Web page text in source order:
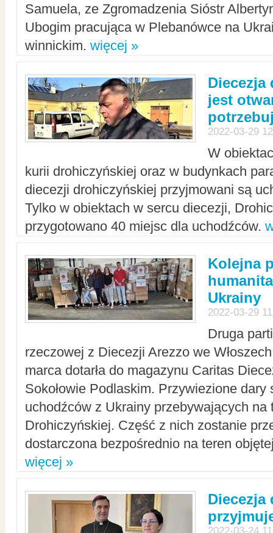
Samuela, ze Zgromadzenia Sióstr
Ubogim pracująca w Plebanówce na
winnickim. więcej »
Diecezja
jest
2022-03-29
W
kurii drohiczyńskiej oraz w budynkach
diecezji drohiczyńskiej przyjmowani są
Tylko w obiektach w sercu diecezji,
przygotowano 40 miejsc dla uchodźców.
Kolejna
Ukrainy
2022-03-29
Druga
rzeczowej z Diecezji Arezzo we
marca dotarła do magazynu Caritas
Sokołowie Podlaskim. Przywiezione dary
uchodźców z Ukrainy przebywających na
Drohiczyńskiej. Część z nich zostanie
dostarczona bezpośrednio na teren
więcej »
Diecezja